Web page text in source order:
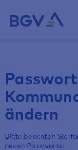
ändern
Bitte beachten Sie
neuen Passworts: